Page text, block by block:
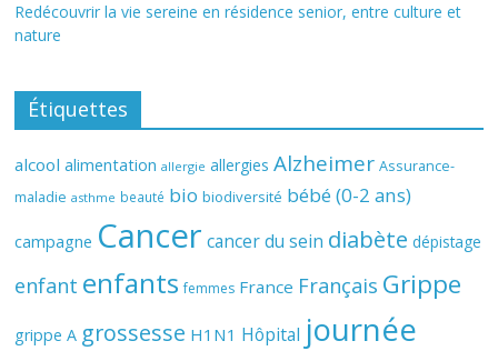
Redécouvrir la vie sereine en résidence senior, entre culture et
nature
Étiquettes
alcool alimentation allergie allergies Alzheimer Assurance-
maladie asthme beauté bio biodiversité bébé (0-2 ans)
campagne Cancer cancer du sein diabète dépistage
enfant enfants femmes France Français Grippe
grippe A grossesse H1N1 Hôpital journée